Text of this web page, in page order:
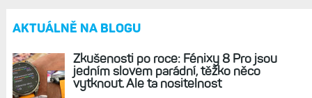
7 a ušetřit, nebo koupit nové Fénix 7 Pro? Co
získáte, či ztratíte?